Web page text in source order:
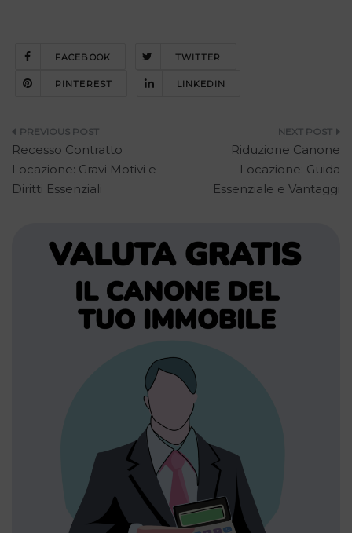
FACEBOOK TWITTER
PINTEREST LINKEDIN
Navigazione
articoli
Recesso Contratto
Locazione: Gravi Motivi e
Diritti Essenziali
Riduzione Canone
Locazione: Guida
Essenziale e Vantaggi